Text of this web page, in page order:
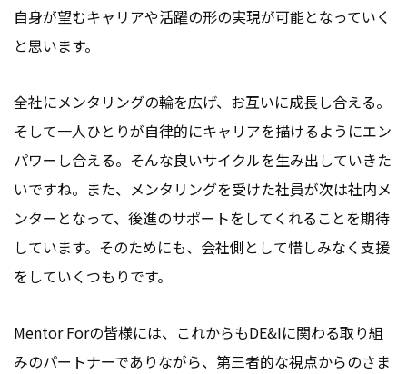
自身が望むキャリアや活躍の形の実現が可能となっていく
と思います。
全社にメンタリングの輪を広げ、お互いに成長し合える。
そして一人ひとりが自律的にキャリアを描けるようにエン
パワーし合える。そんな良いサイクルを生み出していきた
いですね。また、メンタリングを受けた社員が次は社内メ
ンターとなって、後進のサポートをしてくれることを期待
しています。そのためにも、会社側として惜しみなく支援
をしていくつもりです。
Mentor Forの皆様には、これからもDE&Iに関わる取り組
みのパートナーでありながら、第三者的な視点からのさま